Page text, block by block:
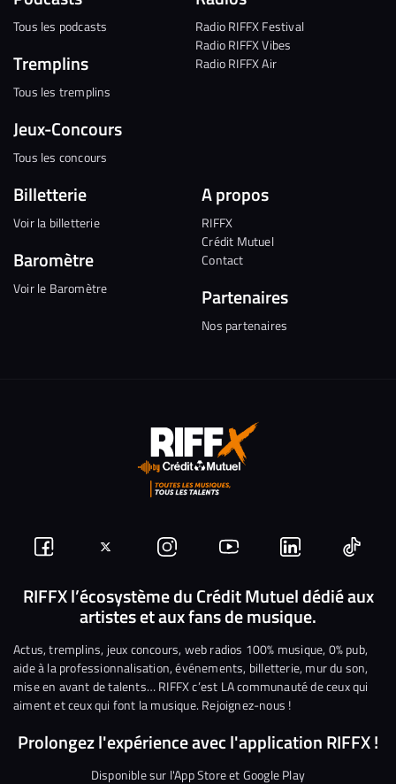
Tous les podcasts
Tremplins
Tous les tremplins
Jeux-Concours
Tous les concours
Radio RIFFX Festival
Radio RIFFX Vibes
Radio RIFFX Air
Billetterie
Voir la billetterie
Baromètre
Voir le Baromètre
A propos
RIFFX
Crédit Mutuel
Contact
Partenaires
Nos partenaires
Suivez-
nous
Facebook
Suivez-
nous
sur
Twitter
Nous
rejoindre
sur
Instagram
Nous
rejoindre
sur
YouTube
Nous
rejoindre
sur
Linkedin
Nous
RIFFX l’écosystème du Crédit Mutuel dédié aux
artistes et aux fans de musique.
Actus, tremplins, jeux concours, web radios 100% musique, 0% pub,
aide à la professionnalisation, événements, billetterie, mur du son,
mise en avant de talents… RIFFX c’est LA communauté de ceux qui
aiment et ceux qui font la musique. Rejoignez-nous !
Prolongez l'expérience avec l'application RIFFX !
Disponible sur l'App Store et Google Play